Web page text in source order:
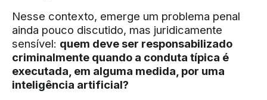
Nesse contexto, emerge um problema penal
ainda pouco discutido, mas juridicamente
sensível: quem deve ser responsabilizado
criminalmente quando a conduta típica é
executada, em alguma medida, por uma
inteligência artificial?